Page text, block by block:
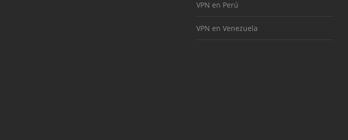
VPN en Perú
VPN en Venezuela